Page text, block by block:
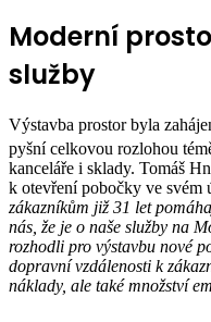
Moderní
služby
Výstavba prostor byla
pyšní celkovou rozlohou
kanceláře i sklady. Tomáš
k otevření pobočky ve svém
zákazníkům již 31 let
nás, že je o naše služby na
rozhodli pro výstavbu nové
dopravní vzdálenosti k
náklady, ale také množství